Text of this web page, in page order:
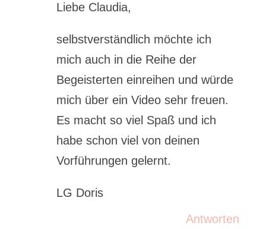
Liebe Claudia,
selbstverständlich möchte ich
mich auch in die Reihe der
Begeisterten einreihen und würde
mich über ein Video sehr freuen.
Es macht so viel Spaß und ich
habe schon viel von deinen
Vorführungen gelernt.
LG Doris
Antworten